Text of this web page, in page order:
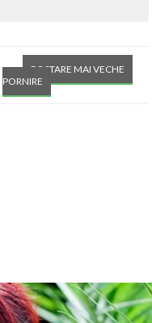
POSTARE MAI VECHE
PORNIRE